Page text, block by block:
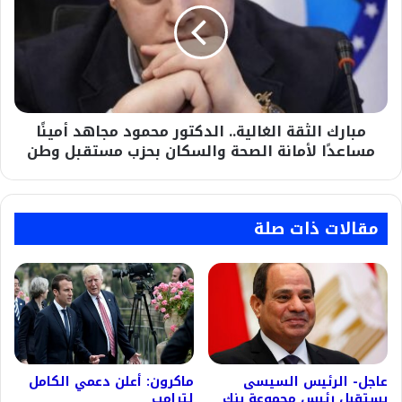
الدكتور
محمود
مجاهد
مساعدًا
لأمانة
الصحة
والسكان
مستقبل
مبارك الثقة الغالية.. الدكتور محمود مجاهد أمينًا
مساعدًا لأمانة الصحة والسكان بحزب مستقبل وطن
مقالات ذات صلة
عاجل- الرئيس السيسى ماكرون: أعلن دعمي الكامل